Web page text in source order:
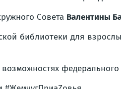
Совета Валентины
библиотеки для